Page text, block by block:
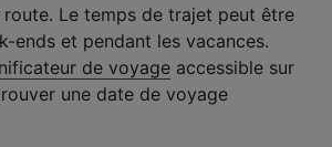
Le temps de trajet peut être
ends et pendant les vacances.
de voyage accessible sur
une date de voyage